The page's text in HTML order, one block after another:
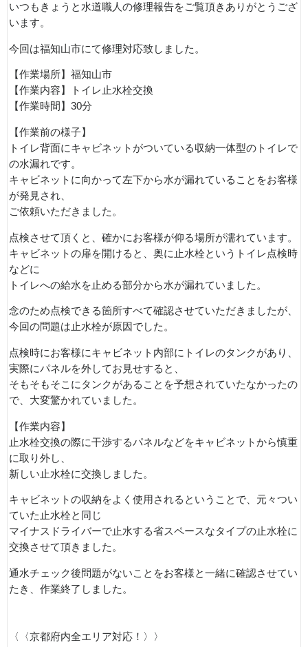
いつもきょうと水道職人の修理報告をご覧頂きありがとうござ
います。
今回は福知山市にて修理対応致しました。
【作業場所】福知山市
【作業内容】トイレ止水栓交換
【作業時間】30分
【作業前の様子】
トイレ背面にキャビネットがついている収納一体型のトイレで
の水漏れです。
キャビネットに向かって左下から水が漏れていることをお客様
が発見され、
ご依頼いただきました。
点検させて頂くと、確かにお客様が仰る場所が濡れています。
キャビネットの扉を開けると、奥に止水栓というトイレ点検時
などに
トイレへの給水を止める部分から水が漏れていました。
念のため点検できる箇所すべて確認させていただきましたが、
今回の問題は止水栓が原因でした。
点検時にお客様にキャビネット内部にトイレのタンクがあり、
実際にパネルを外してお見せすると、
そもそもそこにタンクがあることを予想されていたなかったの
で、大変驚かれていました。
【作業内容】
止水栓交換の際に干渉するパネルなどをキャビネットから慎重
に取り外し、
新しい止水栓に交換しました。
キャビネットの収納をよく使用されるということで、元々つい
ていた止水栓と同じ
マイナスドライバーで止水する省スペースなタイプの止水栓に
交換させて頂きました。
通水チェック後問題がないことをお客様と一緒に確認させてい
たき、作業終了しました。
〈〈京都府内全エリア対応！〉〉